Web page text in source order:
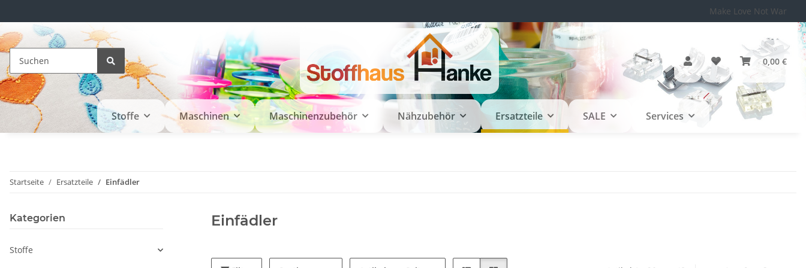
Make Love Not War
0,00 €
Stoffe Maschinen Maschinenzubehör Nähzubehör Ersatzteile SALE Services
Startseite Ersatzteile Einfädler
Einfädler
Kategorien
Stoffe